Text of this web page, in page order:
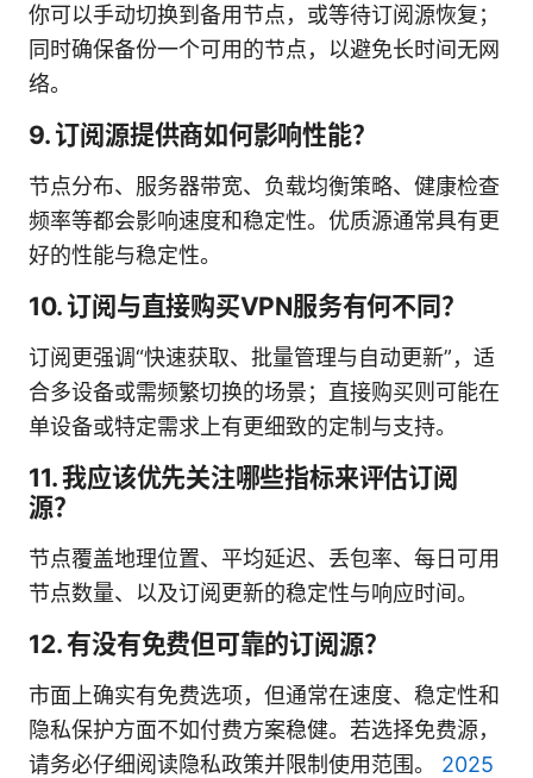
你可以手动切换到备用节点，或等待订阅源恢复；
同时确保备份一个可用的节点，以避免长时间无网
络。
9. 订阅源提供商如何影响性能？
节点分布、服务器带宽、负载均衡策略、健康检查
频率等都会影响速度和稳定性。优质源通常具有更
好的性能与稳定性。
10. 订阅与直接购买VPN服务有何不同？
订阅更强调“快速获取、批量管理与自动更新”，适
合多设备或需频繁切换的场景；直接购买则可能在
单设备或特定需求上有更细致的定制与支持。
11. 我应该优先关注哪些指标来评估订阅
源？
节点覆盖地理位置、平均延迟、丢包率、每日可用
节点数量、以及订阅更新的稳定性与响应时间。
12. 有没有免费但可靠的订阅源？
市面上确实有免费选项，但通常在速度、稳定性和
隐私保护方面不如付费方案稳健。若选择免费源，
请务必仔细阅读隐私政策并限制使用范围。 2025